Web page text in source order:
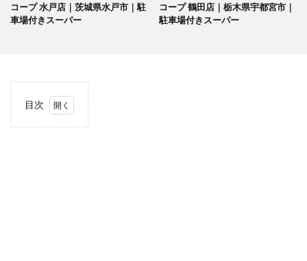
コープ 水戸店｜茨城県水戸市｜駐
車場付きスーパー
コープ 鶴田店｜栃木県宇都宮市｜
駐車場付きスーパー
目次